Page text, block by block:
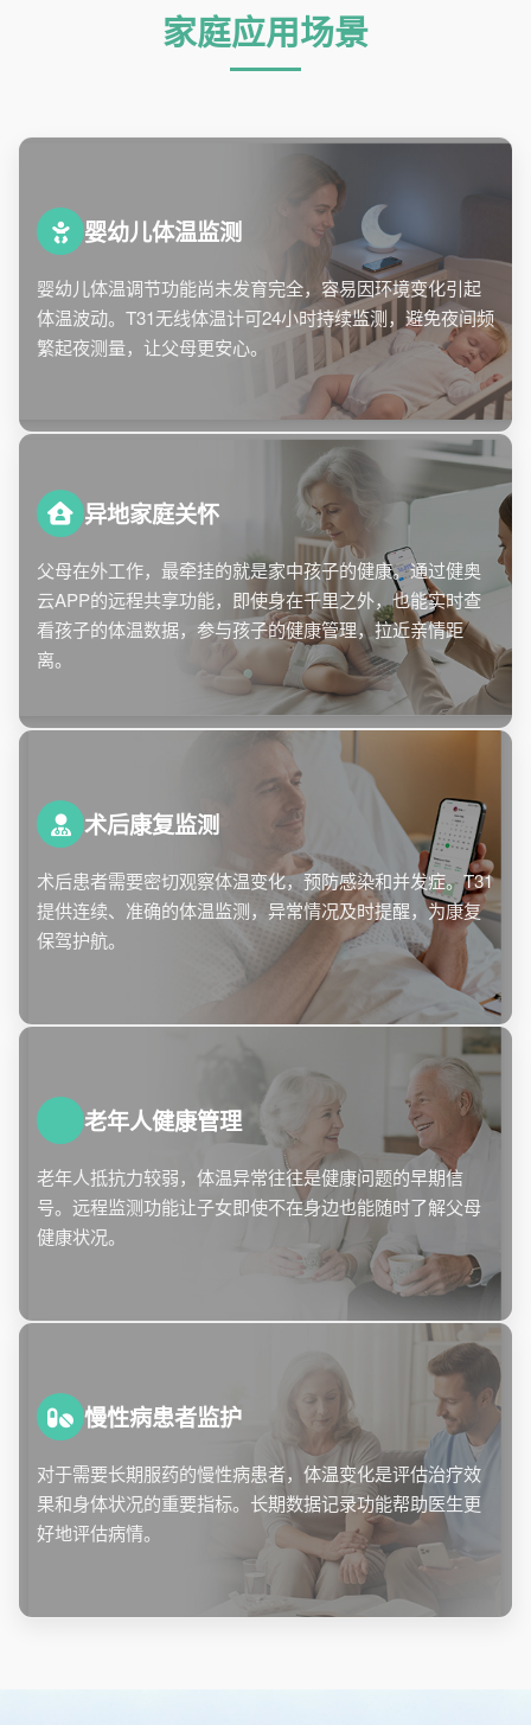
家庭应用场景
婴幼儿体温监测
婴幼儿体温调节功能尚未发育完全，容易因环境变化引起
体温波动。T31无线体温计可24小时持续监测，避免夜间频
繁起夜测量，让父母更安心。
异地家庭关怀
父母在外工作，最牵挂的就是家中孩子的健康。通过健奥
云APP的远程共享功能，即使身在千里之外，也能实时查
看孩子的体温数据，参与孩子的健康管理，拉近亲情距
离。
术后康复监测
术后患者需要密切观察体温变化，预防感染和并发症。T31
提供连续、准确的体温监测，异常情况及时提醒，为康复
保驾护航。
老年人健康管理
老年人抵抗力较弱，体温异常往往是健康问题的早期信
号。远程监测功能让子女即使不在身边也能随时了解父母
健康状况。
慢性病患者监护
对于需要长期服药的慢性病患者，体温变化是评估治疗效
果和身体状况的重要指标。长期数据记录功能帮助医生更
好地评估病情。